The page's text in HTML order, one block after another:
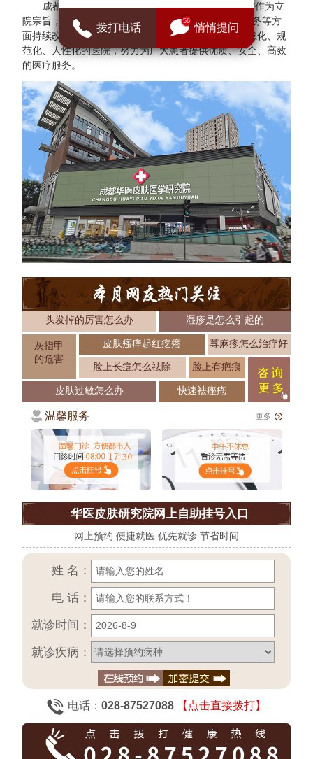
成都华医皮肤研究院始终把"群众满意、患者放心"作为立
院宗旨，并借鉴医院JCI认证标准，在医疗、管理、服务等方
面持续改进，全面建设现代化、科学化、标准化、信息化、规
范化、人性化的医院，努力为广大患者提供优质、安全、高效
的医疗服务。
头发掉的厉害怎么办 湿疹是怎么引起的
灰指甲
的危害
皮肤瘙痒起红疙瘩 荨麻疹怎么治疗好
脸上长痘怎么祛除 脸上有疤痕
皮肤过敏怎么办 快速祛痤疮
温馨服务 更多
华医皮肤研究院网上自助挂号入口
网上预约 便捷就医 优先就诊 节省时间
姓 名：
电 话：
就诊时间：
就诊疾病：
电话： 028-87527088 【点击直接拨打】
拨打电话
56
悄悄提问